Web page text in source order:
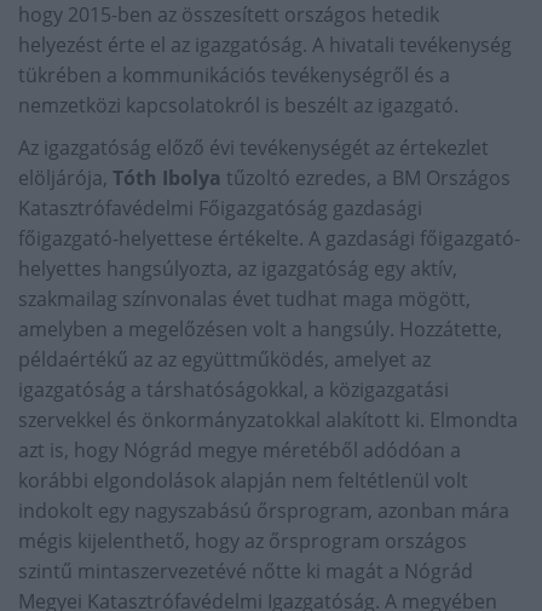
hogy 2015-ben az összesített országos hetedik
helyezést érte el az igazgatóság. A hivatali tevékenység
tükrében a kommunikációs tevékenységről és a
nemzetközi kapcsolatokról is beszélt az igazgató.
Az igazgatóság előző évi tevékenységét az értekezlet
elöljárója, Tóth Ibolya tűzoltó ezredes, a BM Országos
Katasztrófavédelmi Főigazgatóság gazdasági
főigazgató-helyettese értékelte. A gazdasági főigazgató-
helyettes hangsúlyozta, az igazgatóság egy aktív,
szakmailag színvonalas évet tudhat maga mögött,
amelyben a megelőzésen volt a hangsúly. Hozzátette,
példaértékű az az együttműködés, amelyet az
igazgatóság a társhatóságokkal, a közigazgatási
szervekkel és önkormányzatokkal alakított ki. Elmondta
azt is, hogy Nógrád megye méretéből adódóan a
korábbi elgondolások alapján nem feltétlenül volt
indokolt egy nagyszabású őrsprogram, azonban mára
mégis kijelenthető, hogy az őrsprogram országos
szintű mintaszervezetévé nőtte ki magát a Nógrád
Megyei Katasztrófavédelmi Igazgatóság. A megyében